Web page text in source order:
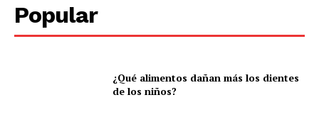
Policíacas
Deportes
Popular
¿Qué alimentos dañan más los dientes
de los niños?